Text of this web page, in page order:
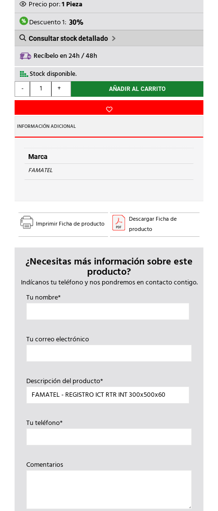
ORIGINAL
ERA:
25,60€.
ACTUAL
ES:
17,92€.
Precio por:1 Pieza
Descuento 1: 30%
Consultar stock detallado
Recíbelo en 24h / 48h
Stock disponible.
-
FAMATEL
-
ICT
RTR
INT
300x500x60
cantidad
+ AÑADIR AL CARRITO
INFORMACIÓN ADICIONAL
Marca
FAMATEL
Imprimir Ficha de producto
Descargar Ficha de
producto
¿Necesitas más información sobre este
producto?
Indícanos tu teléfono y nos pondremos en contacto contigo.
Tu nombre*
Tu correo electrónico
Descripción del producto*
Tu teléfono*
Comentarios